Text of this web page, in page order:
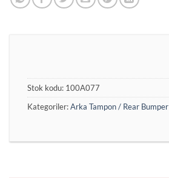
Stok kodu: 100A077
Kategoriler:Arka Tampon / Rear Bumper